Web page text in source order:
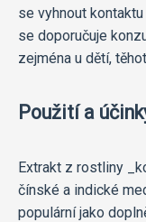
se vyhnout
se doporučuje
zejména u dětí,
Použití a
Extrakt z rostliny
čínské a indické
populární jako